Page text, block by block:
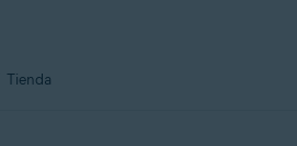
Tienda